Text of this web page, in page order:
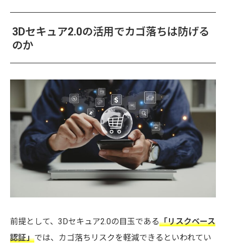
3Dセキュア2.0の活用でカゴ落ちは防げる
のか
前提として、3Dセキュア2.0の目玉である「リスクベース
認証」では、カゴ落ちリスクを軽減できるといわれてい